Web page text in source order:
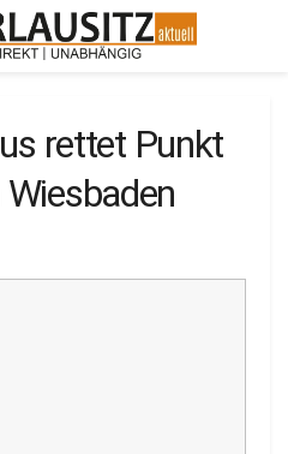
rettet Punkt